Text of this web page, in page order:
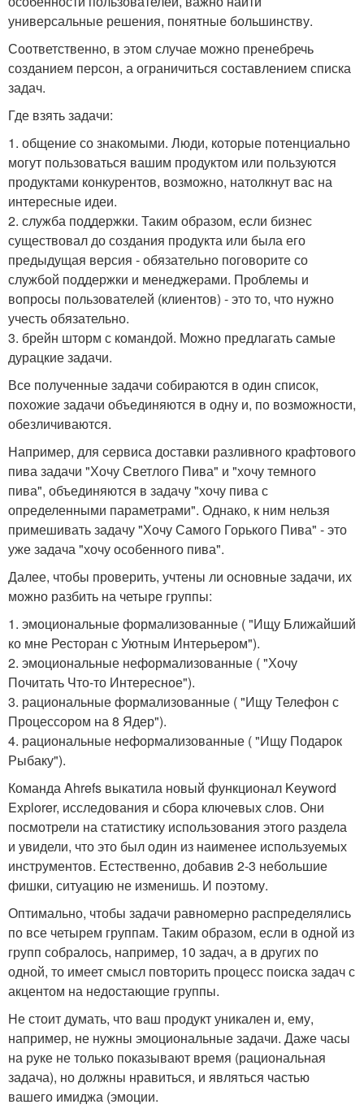
универсальные решения, понятные большинству.
Соответственно, в этом случае можно пренебречь
созданием персон, а ограничиться составлением списка
задач.
Где взять задачи:
1. общение со знакомыми. Люди, которые потенциально
могут пользоваться вашим продуктом или пользуются
продуктами конкурентов, возможно, натолкнут вас на
интересные идеи.
2. служба поддержки. Таким образом, если бизнес
существовал до создания продукта или была его
предыдущая версия - обязательно поговорите со
службой поддержки и менеджерами. Проблемы и
вопросы пользователей (клиентов) - это то, что нужно
учесть обязательно.
3. брейн шторм с командой. Можно предлагать самые
дурацкие задачи.
Все полученные задачи собираются в один список,
похожие задачи объединяются в одну и, по возможности,
обезличиваются.
Например, для сервиса доставки разливного крафтового
пива задачи "Хочу Светлого Пива" и "хочу темного
пива", объединяются в задачу "хочу пива с
определенными параметрами". Однако, к ним нельзя
примешивать задачу "Хочу Самого Горького Пива" - это
уже задача "хочу особенного пива".
Далее, чтобы проверить, учтены ли основные задачи, их
можно разбить на четыре группы:
1. эмоциональные формализованные ( "Ищу Ближайший
ко мне Ресторан с Уютным Интерьером").
2. эмоциональные неформализованные ( "Хочу
Почитать Что-то Интересное").
3. рациональные формализованные ( "Ищу Телефон с
Процессором на 8 Ядер").
4. рациональные неформализованные ( "Ищу Подарок
Рыбаку").
Команда Ahrefs выкатила новый функционал Keyword
Explorer, исследования и сбора ключевых слов. Они
посмотрели на статистику использования этого раздела
и увидели, что это был один из наименее используемых
инструментов. Естественно, добавив 2-3 небольшие
фишки, ситуацию не изменишь. И поэтому.
Оптимально, чтобы задачи равномерно распределялись
по все четырем группам. Таким образом, если в одной из
групп собралось, например, 10 задач, а в других по
одной, то имеет смысл повторить процесс поиска задач с
акцентом на недостающие группы.
Не стоит думать, что ваш продукт уникален и, ему,
например, не нужны эмоциональные задачи. Даже часы
на руке не только показывают время (рациональная
задача), но должны нравиться, и являться частью
вашего имиджа (эмоции.